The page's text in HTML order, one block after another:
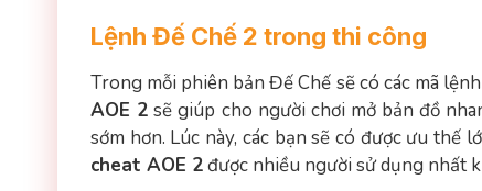
Lệnh Đế Chế 2 trong thi công
Trong mỗi phiên bản Đế Chế sẽ có các mã
AOE 2 sẽ giúp cho người chơi mở bản đồ
sớm hơn. Lúc này, các bạn sẽ có được ưu thế
cheat AOE 2được nhiều người sử dụng nhất